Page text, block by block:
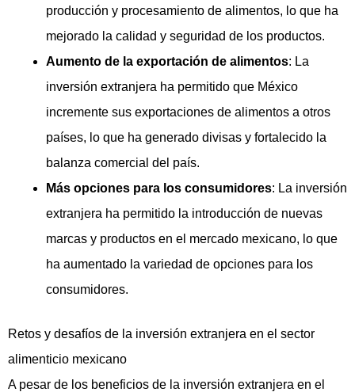
producción y procesamiento de alimentos, lo que ha
mejorado la calidad y seguridad de los productos.
Aumento de la exportación de alimentos: La
inversión extranjera ha permitido que México
incremente sus exportaciones de alimentos a otros
países, lo que ha generado divisas y fortalecido la
balanza comercial del país.
Más opciones para los consumidores: La inversión
extranjera ha permitido la introducción de nuevas
marcas y productos en el mercado mexicano, lo que
ha aumentado la variedad de opciones para los
consumidores.
Retos y desafíos de la inversión extranjera en el sector
alimenticio mexicano
A pesar de los beneficios de la inversión extranjera en el